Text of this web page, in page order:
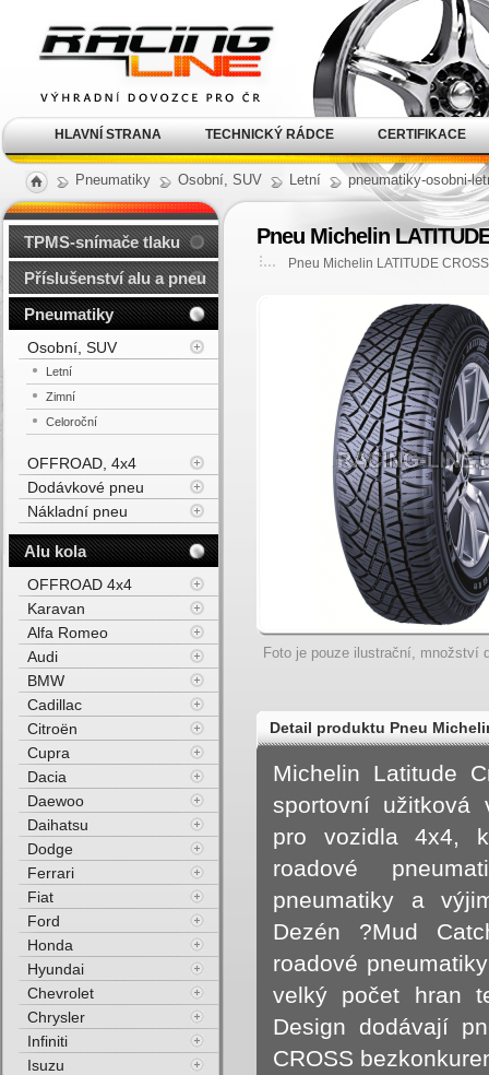
Pneumatiky Osobní, SUV Letní pneumatiky-osobni-
Pneu Michelin
Pneu Michelin LATITUDE
Foto je pouze ilustrační, množství
Detail produktu Pneu
Michelin Latitude
sportovní užitková
pro vozidla 4x4,
roadové
pneumatiky a
Dezén ?Mud
roadové
velký počet hran
Design dodávají
CROSS
TPMS-snímače tlaku
Příslušenství alu a pneu
Pneumatiky
Osobní, SUV
Letní
Zimní
Celoroční
OFFROAD, 4x4
Dodávkové pneu
Nákladní pneu
Alu kola
OFFROAD 4x4
Karavan
Alfa Romeo
Audi
BMW
Cadillac
Citroën
Cupra
Dacia
Daewoo
Daihatsu
Dodge
Ferrari
Fiat
Ford
Honda
Hyundai
Chevrolet
Chrysler
Infiniti
Isuzu
kola Racing Line
HLAVNÍ STRANA TECHNICKÝ RÁDCE CERTIFIKACE